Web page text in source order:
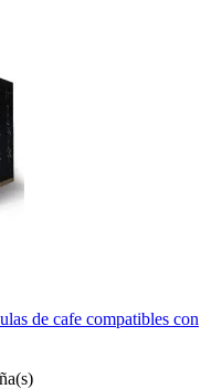
de cafe compatibles con